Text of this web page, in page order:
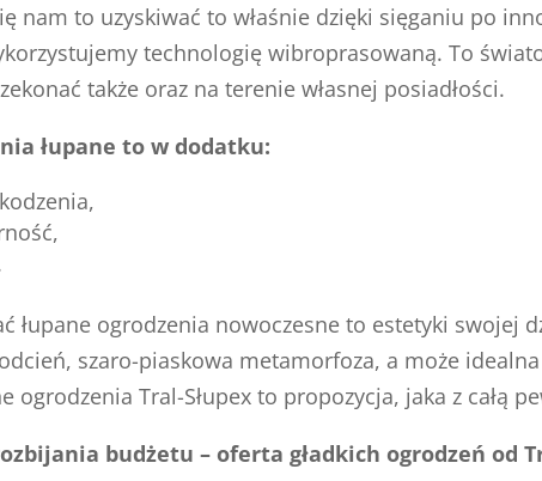
nam to uzyskiwać to właśnie dzięki sięganiu po
technologię wibroprasowaną. To
także oraz na terenie własnej posiadłości.
łupane to w dodatku:
łupane ogrodzenia nowoczesne to estetyki swojej
szaro-piaskowa metamorfoza, a może
ogrodzenia Tral-Słupex to propozycja, jaka z całą
budżetu – oferta gładkich ogrodzeń od